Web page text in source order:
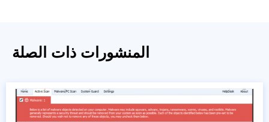
المنشورات ذات الصلة